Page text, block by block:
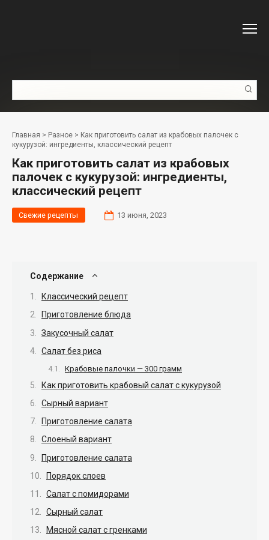
Главная > Разное > Как приготовить салат из крабовых палочек с
кукурузой: ингредиенты, классический рецепт
Как приготовить салат из крабовых
палочек с кукурузой: ингредиенты,
классический рецепт
Свежие рецепты 13 июня, 2023
Содержание
Классический рецепт
Приготовление блюда
Закусочный салат
Салат без риса
Крабовые палочки — 300 грамм
Как приготовить крабовый салат с кукурузой
Сырный вариант
Приготовление салата
Слоеный вариант
Приготовление салата
Порядок слоев
Салат с помидорами
Сырный салат
Мясной салат с гренками